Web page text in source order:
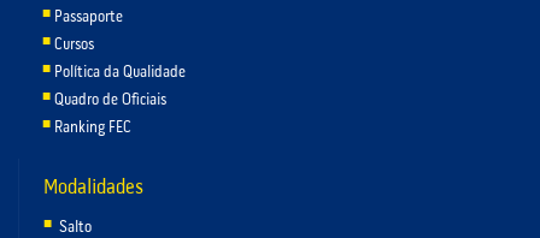
Passaporte
Cursos
Política da Qualidade
Quadro de Oficiais
Ranking FEC
Modalidades
Salto